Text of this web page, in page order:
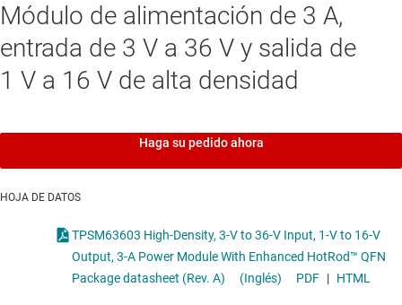
Módulo de alimentación de 3 A,
entrada de 3 V a 36 V y salida de
1 V a 16 V de alta densidad
Haga su pedido ahora
HOJA DE DATOS
TPSM63603 High-Density, 3-V to 36-V Input, 1-V to 16-V
Output, 3-A Power Module With Enhanced HotRod™ QFN
Package datasheet (Rev. A)
(Inglés) PDF | HTML